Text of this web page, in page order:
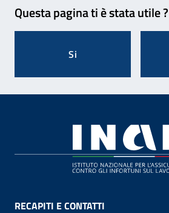
Questa pagina ti è stata utile ?
Si
RECAPITI E CONTATTI